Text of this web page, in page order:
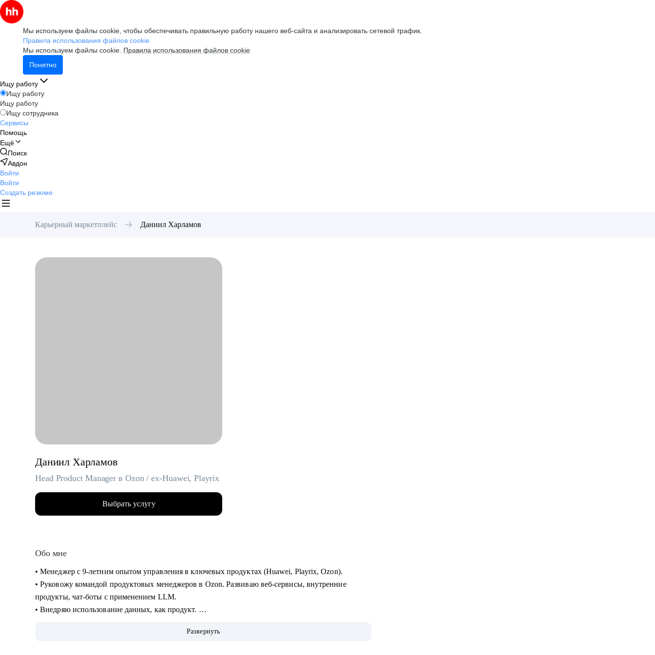
Мы используем файлы cookie, чтобы обеспечивать правильную работу нашего веб-сайта и анализировать сетевой трафик.
Правила использования файлов cookie
Мы используем файлы cookie. Правила использования файлов cookie
Понятно
Ищу работу
Ищу работу
Ищу работу
Ищу сотрудника
Сервисы
Помощь
Ещё
Поиск
Авдон
Войти
Войти
Создать резюме
Карьерный маркетплейс Даниил Харламов
Даниил Харламов
Head Product Manager в Ozon / ex-Huawei, Playrix
Выбрать услугу
Обо мне
• Менеджер с 9-летним опытом управления в ключевых продуктах (Huawei, Playrix, Ozon).
• Руковожу командой продуктовых менеджеров в Ozon. Развиваю веб-сервисы, внутренние
продукты, чат-боты с применением LLM.
• Внедряю использование данных, как продукт.
• Вместе с подопечными составили более 300 резюме для РФ и Европы.
Развернуть